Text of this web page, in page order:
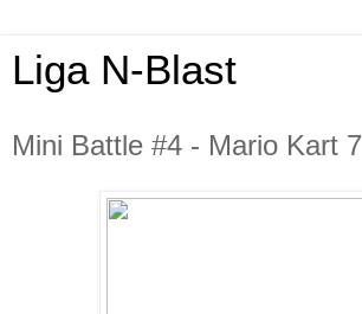
Liga N-Blast
Mini Battle #4 - Mario Kart 7